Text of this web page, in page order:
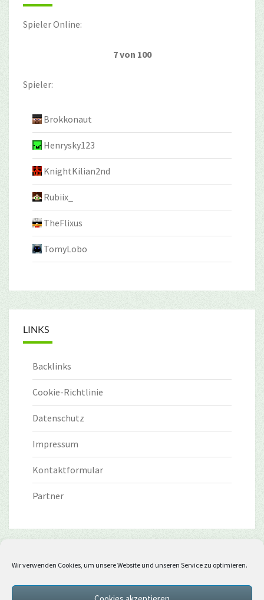
Wir verwenden Cookies, um unsere Website und unseren Service zu optimieren.
Spieler Online:
7 von 100
Spieler:
Brokkonaut
Henrysky123
KnightKilian2nd
Rubiix_
TheFlixus
TomyLobo
LINKS
Backlinks
Cookie-Richtlinie
Datenschutz
Impressum
Kontaktformular
Partner